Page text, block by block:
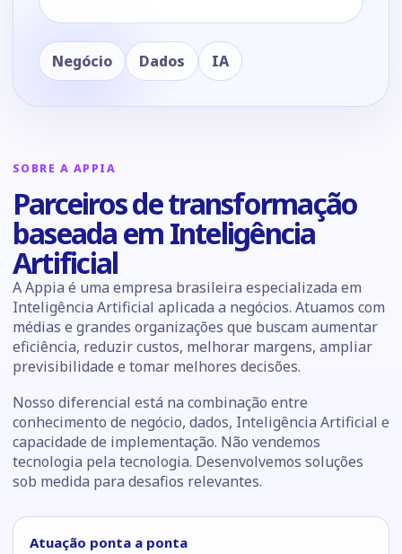
Negócio Dados IA
SOBRE A APPIA
Parceiros de transformação
baseada em Inteligência
Artificial
A Appia é uma empresa brasileira especializada em
Inteligência Artificial aplicada a negócios. Atuamos com
médias e grandes organizações que buscam aumentar
eficiência, reduzir custos, melhorar margens, ampliar
previsibilidade e tomar melhores decisões.
Nosso diferencial está na combinação entre
conhecimento de negócio, dados, Inteligência Artificial e
capacidade de implementação. Não vendemos
tecnologia pela tecnologia. Desenvolvemos soluções
sob medida para desafios relevantes.
Atuação ponta a ponta